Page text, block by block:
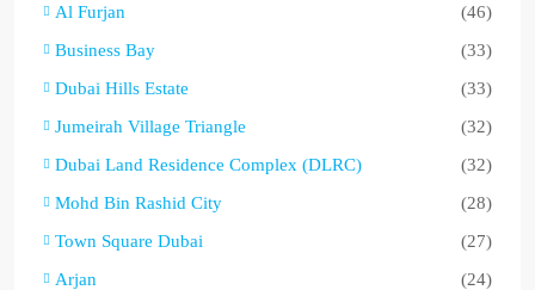
Al Furjan
(46)
Business Bay
(33)
Dubai Hills Estate
(33)
Jumeirah Village Triangle
(32)
Dubai Land Residence Complex (DLRC)
(32)
Mohd Bin Rashid City
(28)
Town Square Dubai
(27)
Arjan
(24)